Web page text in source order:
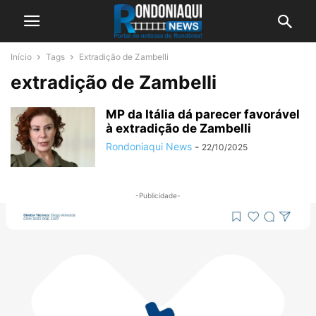
Início Tags Extradição de Zambelli
extradição de Zambelli
MP da Itália dá parecer favorável
à extradição de Zambelli
Rondoniaqui News - 22/10/2025
-Publicidade-